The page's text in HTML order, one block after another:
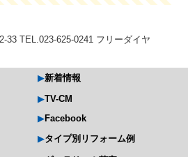
33 TEL.023-625-0241 フリーダイヤ
新着情報
TV-CM
Facebook
タイプ別リフォーム例